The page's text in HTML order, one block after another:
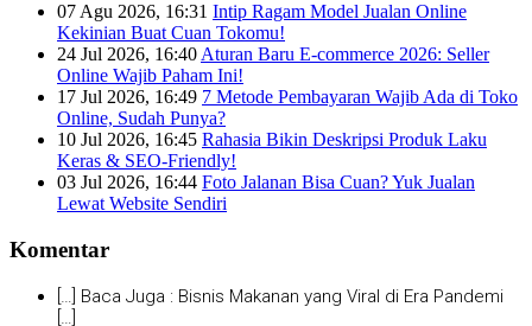
07 Agu 2026, 16:31 Intip Ragam Model Jualan Online
Kekinian Buat Cuan Tokomu!
24 Jul 2026, 16:40 Aturan Baru E-commerce 2026: Seller
Online Wajib Paham Ini!
17 Jul 2026, 16:49 7 Metode Pembayaran Wajib Ada di Toko
Online, Sudah Punya?
10 Jul 2026, 16:45 Rahasia Bikin Deskripsi Produk Laku
Keras & SEO-Friendly!
03 Jul 2026, 16:44 Foto Jalanan Bisa Cuan? Yuk Jualan
Lewat Website Sendiri
Komentar
[…] Baca Juga : Bisnis Makanan yang Viral di Era Pandemi